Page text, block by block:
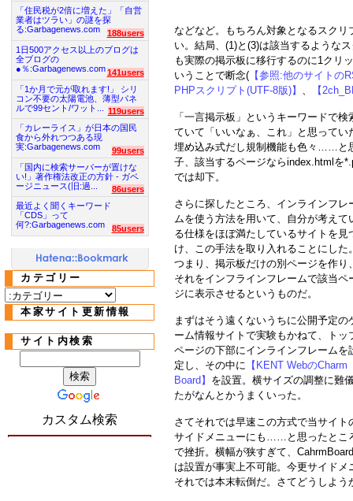
などなど。もちろん対象となるスク
い。結局、(1)と(3)は該当するような
も実際の掲示板に移行するのに1クリ
いうことで断念( 【参照:他のサイトの
PHPスクリプト(UTF-8版)】 、 【
「一言掲示板」というキーワードで
ていて「いいなぁ、これ」と思ってい
埋め込み式だし規制機能も色々……と
子、該当するページならindex.htmlを
では却下。
さらに探したところ、インラインフレ
ムを使う方法を用いて、自分が考えて
る仕様をほぼ満たしているサイトを見
け、この手法を取り入れることにした
つまり、掲示板だけの別ページを作り
それをインフラインフレームで該当ペ
ジに表示させるというものだ。
まずはそう遠くないうちに公開予定の
ーム情報サイトで実験もかねて、トッ
ページの下部にインラインフレームを
定し、その中に 【KENT WebのCharm
Board】 を設置。横サイズの調整に難
たがなんとかうまくいった。
さてそれでは早速この方式で当サイト
サイドメニューにも……と思ったとこ
で挫折。横幅が狭すぎて、
は設置が事実上不可能。今更サイド
それでは本末転倒だ。さてどうしよう
「住民税が2倍に増えた」「自営
業者はツラい」の謎を探
る:Garbagenews.com
188users
1日500アクセス以上のブログは
全ブログの
●％:Garbagenews.com 141users
「1か月で元が取れます!」 シリ
コン不要の太陽電池、薄型パネ
ルで99セント/ワット...
119users
「カレーライス」が日本の国民
食から外れつつある現
実:Garbagenews.com
99users
「国内に検索サーバーが置けな
い!」著作権法改正の方針 - ガベ
ージニュース(旧:過...
86users
最近よく聞くキーワード
「CDS」って
何?:Garbagenews.com
85users
カテゴリー
本家サイト更新情報
サイト内検索
カスタム検索